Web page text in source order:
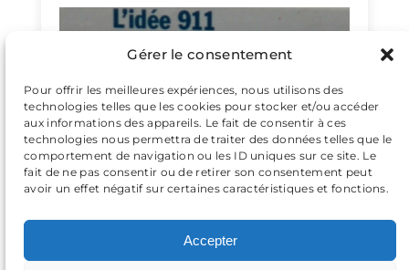
Gérer le consentement
Pour offrir les meilleures expériences, nous utilisons des
technologies telles que les cookies pour stocker et/ou accéder
aux informations des appareils. Le fait de consentir à ces
technologies nous permettra de traiter des données telles que le
comportement de navigation ou les ID uniques sur ce site. Le
fait de ne pas consentir ou de retirer son consentement peut
avoir un effet négatif sur certaines caractéristiques et fonctions.
Accepter
Vous faut-il une 911 Carrera 4S ?
Lire la suite